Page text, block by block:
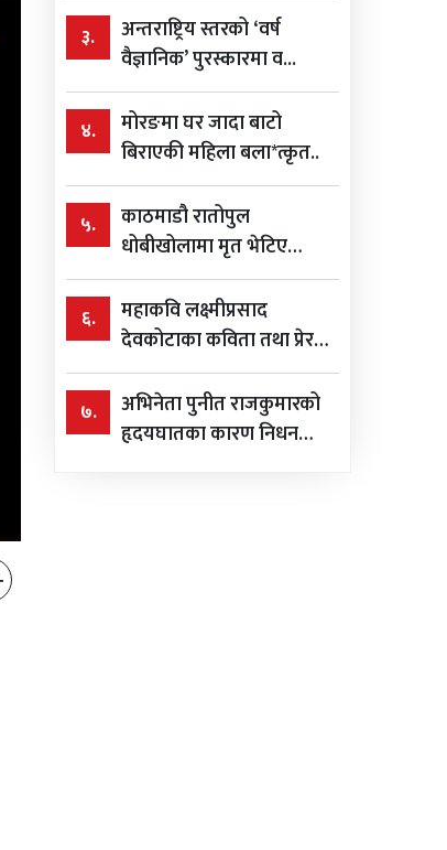
३.
अन्तराष्ट्रिय स्तरको ‘वर्ष
वैज्ञानिक’ पुरस्कारमा व...
४.
मोरङमा घर जादा बाटो
बिराएकी महिला बला*त्कृत..
५.
काठमाडौ रातोपुल
धोबीखोलामा मृत भेटिए
विशाल ...
६.
महाकवि लक्ष्मीप्रसाद
देवकोटाका कविता तथा प्रेरक
भन...
७.
अभिनेता पुनीत राजकुमारको
हृदयघातका कारण निधन